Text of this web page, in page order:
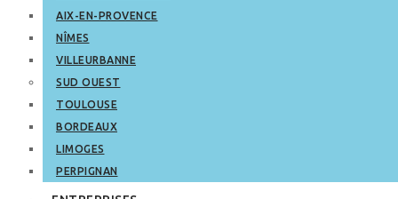
AIX-EN-PROVENCE
NÎMES
VILLEURBANNE
SUD OUEST
TOULOUSE
BORDEAUX
LIMOGES
PERPIGNAN